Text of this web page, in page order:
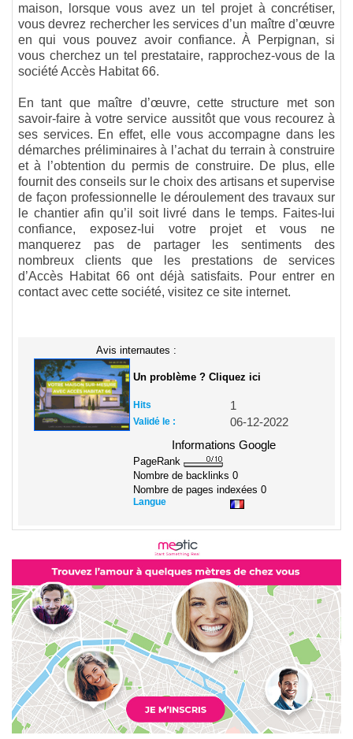
maison, lorsque vous avez un tel projet à concrétiser,
vous devrez rechercher les services d’un maître d’œuvre
en qui vous pouvez avoir confiance. À Perpignan, si
vous cherchez un tel prestataire, rapprochez-vous de la
société Accès Habitat 66.
En tant que maître d’œuvre, cette structure met son
savoir-faire à votre service aussitôt que vous recourez à
ses services. En effet, elle vous accompagne dans les
démarches préliminaires à l’achat du terrain à construire
et à l’obtention du permis de construire. De plus, elle
fournit des conseils sur le choix des artisans et supervise
de façon professionnelle le déroulement des travaux sur
le chantier afin qu’il soit livré dans le temps. Faites-lui
confiance, exposez-lui votre projet et vous ne
manquerez pas de partager les sentiments des
nombreux clients que les prestations de services
d’Accès Habitat 66 ont déjà satisfaits. Pour entrer en
contact avec cette société, visitez ce site internet.
Avis internautes :
Un problème ? Cliquez ici
Hits 1
Validé le :
06-12-2022
Informations Google
PageRank
Nombre de backlinks 0
Nombre de pages indexées 0
Langue